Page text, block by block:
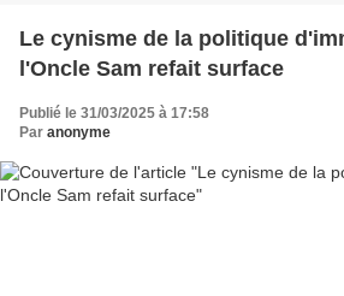
Le cynisme de la politique
l'Oncle Sam refait surface
Publié le 31/03/2025 à 17:58
Par anonyme